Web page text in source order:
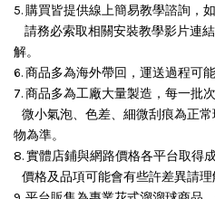
5. 購買皆提供線上簡易教學諮詢，
請務必索取相關安裝教學影片連
解。
6. 商品多為海外帶回，運送過程可
7. 商品多為工廠大量製造，每一批
微小氣泡、色差、細微刮痕為正
物為準。
8. 實體店鋪與網路價格各平台取得
價格及品項可能會有些許差異請理